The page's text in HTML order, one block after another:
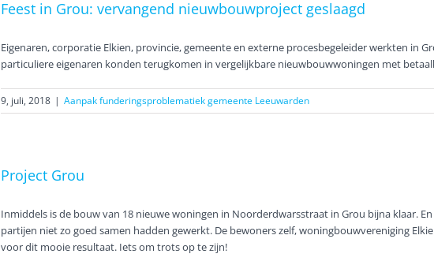
Feest in Grou: vervangend nieuwbouwproject geslaagd
Eigenaren, corporatie Elkien, provincie, gemeente en externe procesbegeleider werkten in
particuliere eigenaren konden terugkomen in vergelijkbare nieuwbouwwoningen met
9, juli, 2018 | Aanpak funderingsproblematiek gemeente Leeuwarden
Project Grou
Inmiddels is de bouw van 18 nieuwe woningen in Noorderdwarsstraat in Grou bijna klaar.
partijen niet zo goed samen hadden gewerkt. De bewoners zelf, woningbouwvereniging
voor dit mooie resultaat. Iets om trots op te zijn!